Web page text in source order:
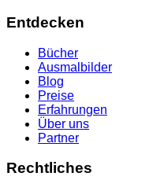
Entdecken
Bücher
Ausmalbilder
Blog
Preise
Erfahrungen
Über uns
Partner
Rechtliches